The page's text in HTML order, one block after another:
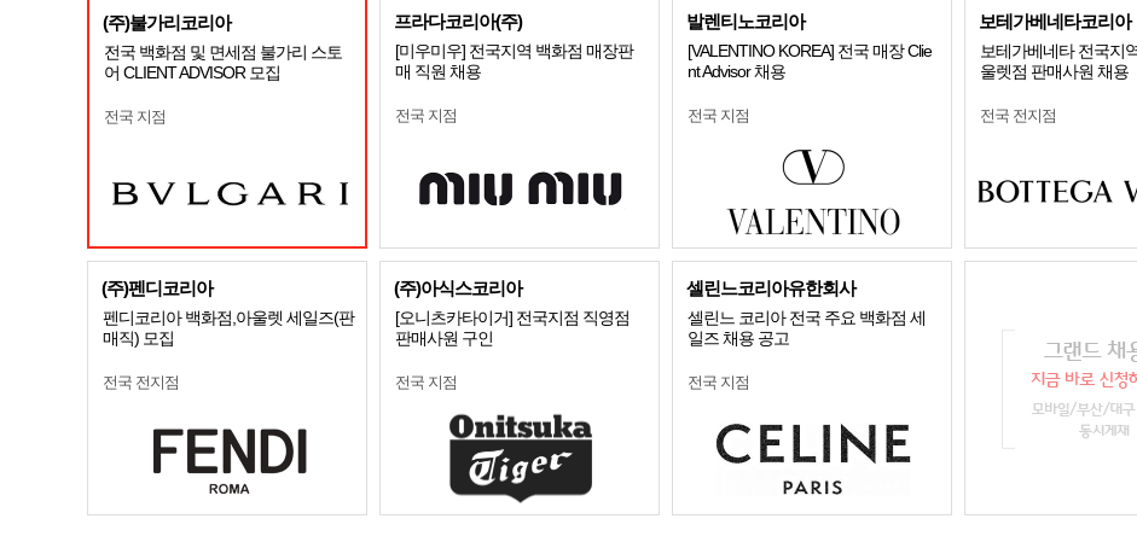
(주)불가리코리아
전국 백화점 및 면세점 불가리 스토
어 CLIENT ADVISOR 모집
전국 지점
프라다코리아(주)
[미우미우] 전국지역 백화점 매장판
매 직원 채용
전국 지점
발렌티노코리아
[VALENTINO KOREA] 전국 매장 Clie
nt Advisor 채용
전국 지점
보테가베네타코리아
보테가베네타 전국지
울렛점 판매사원 채용
전국 전지점
(주)펜디코리아
펜디코리아 백화점,아울렛 세일즈(판
매직) 모집
전국 전지점
(주)아식스코리아
[오니츠카타이거] 전국지점 직영점
판매사원 구인
전국 지점
셀린느코리아유한회사
셀린느 코리아 전국 주요 백화점 세
일즈 채용 공고
전국 지점